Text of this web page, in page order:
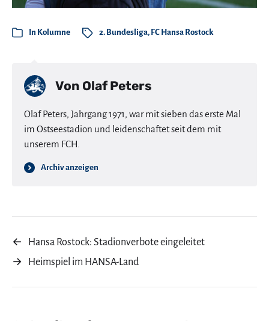
In Kolumne 2. Bundesliga, FC Hansa Rostock
Von Olaf Peters
Olaf Peters, Jahrgang 1971, war mit sieben das erste Mal
im Ostseestadion und leidenschaftet seit dem mit
unserem FCH.
Archiv anzeigen
←
Hansa Rostock: Stadionverbote eingeleitet
→
Heimspiel im HANSA-Land